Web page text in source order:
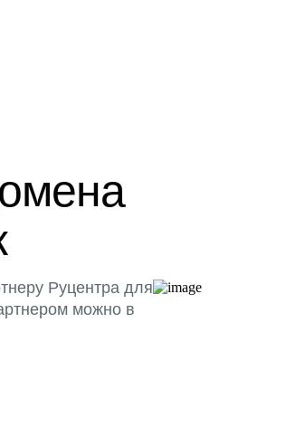
Руцентра для
можно в